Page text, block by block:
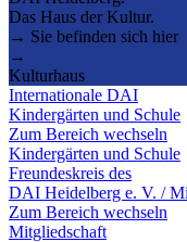
Das Haus der Kultur.
→ Sie befinden sich hier
→
Kulturhaus
Internationale DAI
Kindergärten und Schule
Zum Bereich wechseln
Kindergärten und Schule
Freundeskreis des
DAI Heidelberg e. V. /
Zum Bereich wechseln
Mitgliedschaft